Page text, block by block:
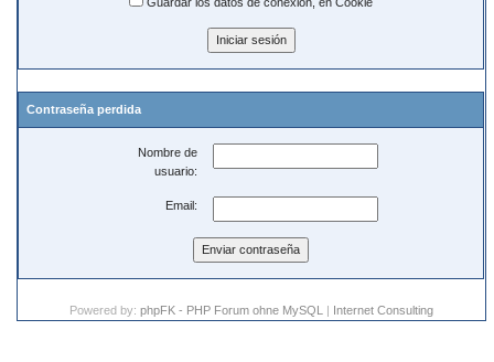
Contraseña perdida
Nombre de
usuario:
Email:
Powered by: phpFK - PHP Forum ohne MySQL | Internet Consulting